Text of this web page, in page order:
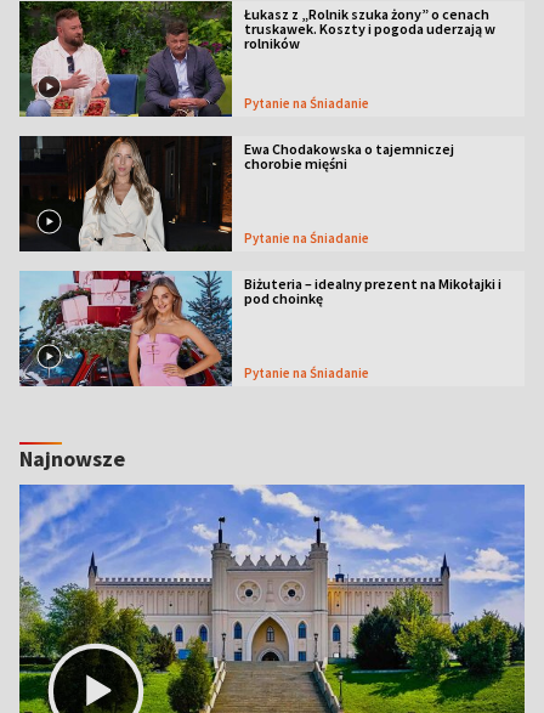
Łukasz z „Rolnik szuka żony” o cenach
truskawek. Koszty i pogoda uderzają w
rolników
Pytanie na Śniadanie
Ewa Chodakowska o tajemniczej
chorobie mięśni
Pytanie na Śniadanie
Biżuteria – idealny prezent na Mikołajki i
pod choinkę
Pytanie na Śniadanie
Najnowsze